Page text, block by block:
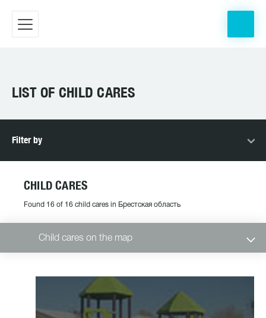
LIST OF CHILD CARES
Filter by
CHILD CARES
Found 16 of 16 child cares in Брестская область
Child cares on the map